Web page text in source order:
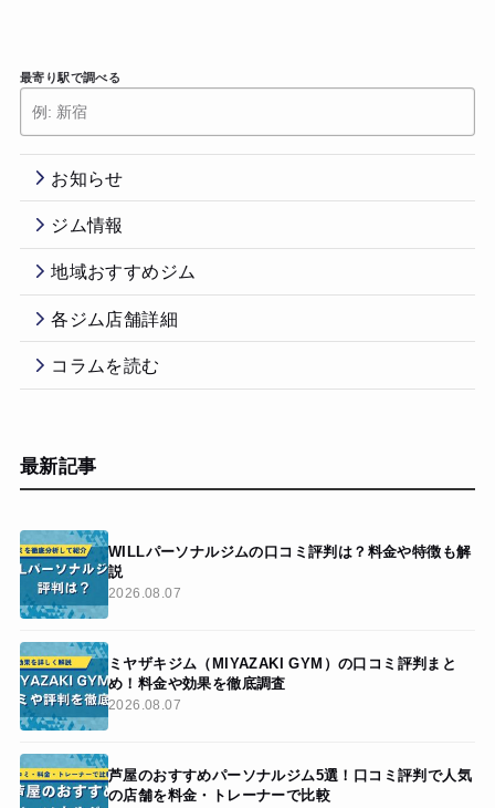
最寄り駅で調べる
お知らせ
ジム情報
地域おすすめジム
各ジム店舗詳細
コラムを読む
最新記事
WILLパーソナルジムの口コミ評判は？料金や特徴も解
説
2026.08.07
ミヤザキジム（MIYAZAKI GYM）の口コミ評判まと
め！料金や効果を徹底調査
2026.08.07
芦屋のおすすめパーソナルジム5選！口コミ評判で人気
の店舗を料金・トレーナーで比較